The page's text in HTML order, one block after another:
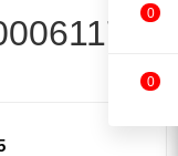
0
0